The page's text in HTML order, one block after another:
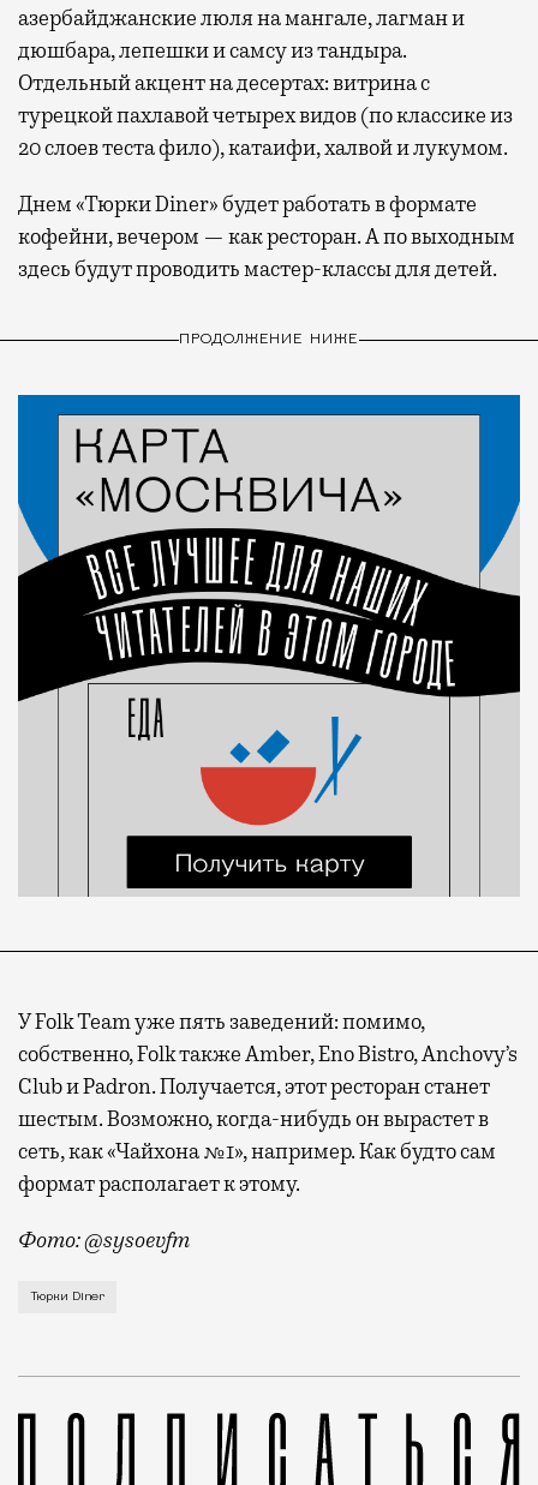
азербайджанские люля на мангале, лагман и
дюшбара, лепешки и самсу из тандыра.
Отдельный акцент на десертах: витрина с
турецкой пахлавой четырех видов (по классике из
20 слоев теста фило), катаифи, халвой и лукумом.
Днем «Тюрки Diner» будет работать в формате
кофейни, вечером — как ресторан. А по выходным
здесь будут проводить мастер-классы для детей.
ПРОДОЛЖЕНИЕ НИЖЕ
У Folk Team уже пять заведений: помимо,
собственно, Folk также Amber, Eno Bistro, Anchovy’s
Club и Padron. Получается, этот ресторан станет
шестым. Возможно, когда-нибудь он вырастет в
сеть, как «Чайхона №1», например. Как будто сам
формат располагает к этому.
Фото: @sysoevfm
В московской гастрономии все заметнее тренд
Тюрки Diner